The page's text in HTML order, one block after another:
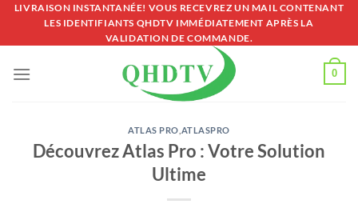
Passer
contenu
LIVRAISON INSTANTANÉE! VOUS RECEVREZ UN MAIL CONTENANT
LES IDENTIFIANTS QHDTV IMMÉDIATEMENT APRÈS LA
VALIDATION DE COMMANDE.
0
ATLAS PRO ATLASPRO
Découvrez Atlas Pro : Votre Solution
Ultime